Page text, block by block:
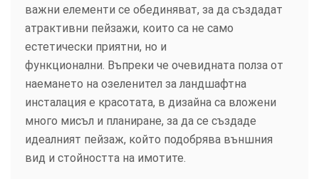
важни елементи се обединяват, за да създадат
атрактивни пейзажи, които са не само
естетически приятни, но и
функционални. Въпреки че очевидната полза от
наемането на озеленител за ландшафтна
инсталация е красотата, в дизайна са вложени
много мисъл и планиране, за да се създаде
идеалният пейзаж, който подобрява външния
вид и стойността на имотите.